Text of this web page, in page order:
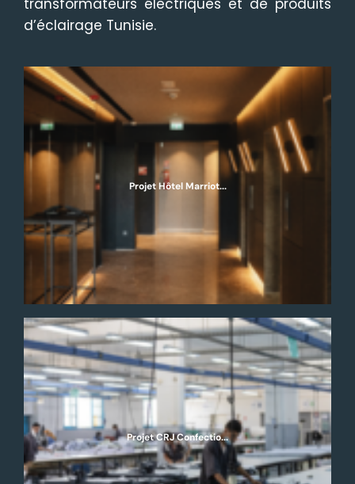
d’éclairage Tunisie.
Projet Hôtel Marriot...
Projet CRJ Confectio...